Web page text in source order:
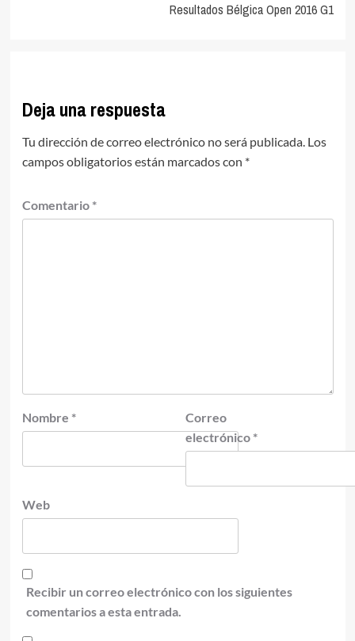
Resultados Bélgica Open 2016 G1
Deja una respuesta
Tu dirección de correo electrónico no será publicada. Los
campos obligatorios están marcados con *
Comentario *
Nombre *
Correo
electrónico *
Web
Recibir un correo electrónico con los siguientes
comentarios a esta entrada.